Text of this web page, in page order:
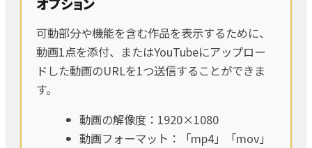
可動部分や機能を含む作品を表示するために、
動画1点を添付、またはYouTubeにアップロー
ドした動画のURLを1つ送信することができま
す。
動画の解像度：1920×1080
動画フォーマット：「mp4」「mov」